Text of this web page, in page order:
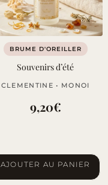
BRUME D'OREILLER
Souvenirs d’été
CLEMENTINE • MONOI
9,20€
AJOUTER AU PANIER